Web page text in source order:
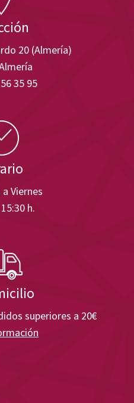
20 (Almería)
35 95
a Viernes
h.
superiores a 20€